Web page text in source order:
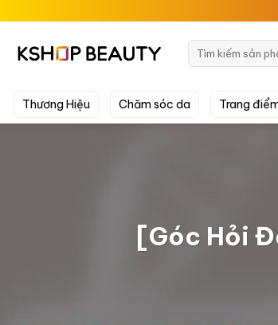
Tìm
kiếm:
Thương Hiệu Chăm sóc da Trang
[Góc Hỏi